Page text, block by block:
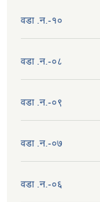
वडा .न.-१०
वडा .न.-०८
वडा .न.-०९
वडा .न.-०७
वडा .न.-०६